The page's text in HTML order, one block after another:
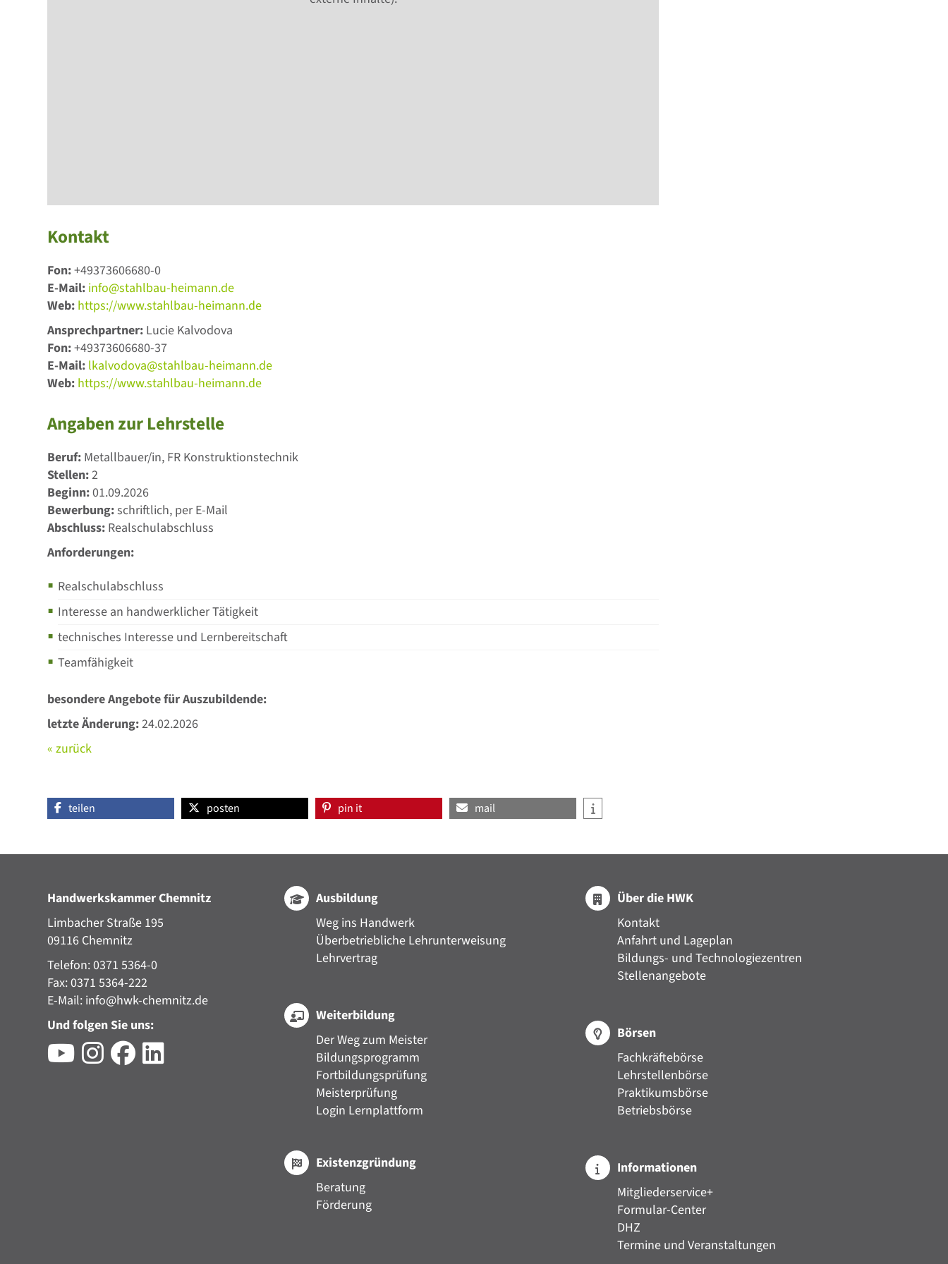
Kontakt
Fon:+49373606680-0
E-Mail: info@stahlbau-heimann.de
Web: https://www.stahlbau-heimann.de
Ansprechpartner: Lucie Kalvodova
Fon:+49373606680-37
E-Mail: lkalvodova@stahlbau-heimann.de
Web: https://www.stahlbau-heimann.de
Angaben zur Lehrstelle
Beruf: Metallbauer/in, FR Konstruktionstechnik
Stellen:2
Beginn:01.09.2026
Bewerbung:schriftlich, per E-Mail
Abschluss: Realschulabschluss
Anforderungen:
Realschulabschluss
Interesse an handwerklicher Tätigkeit
technisches Interesse und Lernbereitschaft
Teamfähigkeit
besondere Angebote für Auszubildende:
letzte Änderung:24.02.2026
« zurück
teilen posten pin it mail
Handwerkskammer Chemnitz
Limbacher Straße 195
09116 Chemnitz
Telefon: 0371 5364-0
Fax: 0371 5364-222
E-Mail: info@hwk-chemnitz.de
Und folgen Sie uns:
Ausbildung
Weg ins Handwerk
Überbetriebliche Lehrunterweisung
Lehrvertrag
Weiterbildung
Der Weg zum Meister
Bildungsprogramm
Fortbildungsprüfung
Meisterprüfung
Login Lernplattform
Existenzgründung
Beratung
Förderung
Über die HWK
Kontakt
Anfahrt und Lageplan
Bildungs- und Technologiezentren
Stellenangebote
Börsen
Fachkräftebörse
Lehrstellenbörse
Praktikumsbörse
Betriebsbörse
Informationen
Mitgliederservice+
Formular-Center
DHZ
Termine und Veranstaltungen